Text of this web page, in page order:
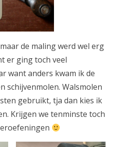
de maling werd wel erg
er ging toch veel
want anders kwam ik de
schijvenmolen. Walsmolen
gebruikt, tja dan kies ik
Krijgen we tenminste toch